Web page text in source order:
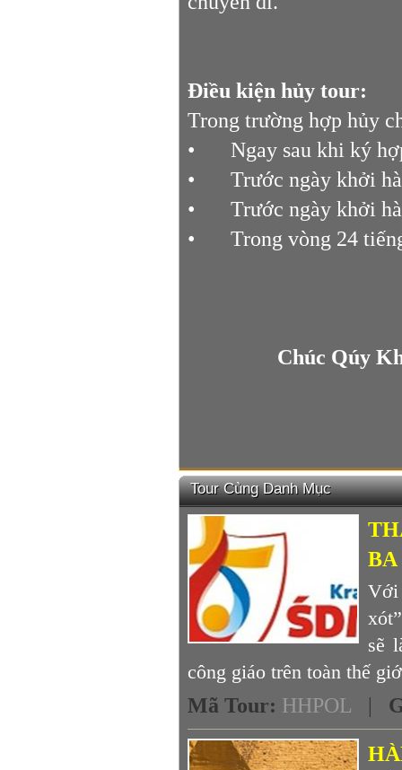
Điều kiện hủy tour:
Trong trường hợp hủy
•
Ngay sau khi ký
•
Trước ngày khởi
•
Trước ngày khởi
•
Trong vòng 24
Chúc Qúy
Tour Cùng Danh Mục
BA
Với
sẽ
công giáo trên toàn thế
Mã Tour: HHPOL |